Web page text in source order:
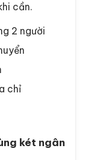
cần.
2 người
chỉ
két ngân